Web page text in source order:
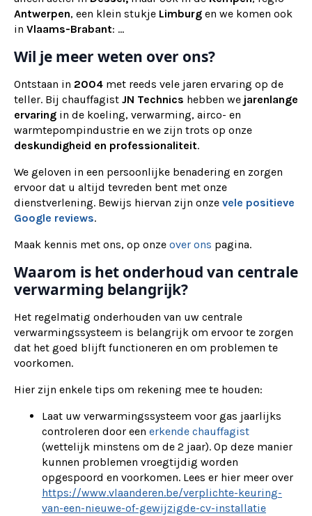
Antwerpen, een klein stukje Limburg en we komen ook
in Vlaams-Brabant: ...
Wil je meer weten over ons?
Ontstaan in 2004 met reeds vele jaren ervaring op de
teller. Bij chauffagist JN Technics hebben we jarenlange
ervaring in de koeling, verwarming, airco- en
warmtepompindustrie en we zijn trots op onze
deskundigheid en professionaliteit.
We geloven in een persoonlijke benadering en zorgen
ervoor dat u altijd tevreden bent met onze
dienstverlening. Bewijs hiervan zijn onze vele positieve
Google reviews.
Maak kennis met ons, op onze over ons pagina.
Waarom is het onderhoud van centrale
verwarming belangrijk?
Het regelmatig onderhouden van uw centrale
verwarmingssysteem is belangrijk om ervoor te zorgen
dat het goed blijft functioneren en om problemen te
voorkomen.
Hier zijn enkele tips om rekening mee te houden:
Laat uw verwarmingssysteem voor gas jaarlijks
controleren door een erkende chauffagist
(wettelijk minstens om de 2 jaar). Op deze manier
kunnen problemen vroegtijdig worden
opgespoord en voorkomen. Lees er hier meer over
https://www.vlaanderen.be/verplichte-keuring-
van-een-nieuwe-of-gewijzigde-cv-installatie